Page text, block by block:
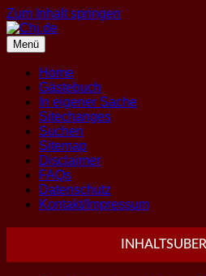
Zum Inhalt springen
Menü
Home
Gästebuch
In eigener Sache
Sitechanges
Suchen
Sitemap
Disclaimer
FAQs
Datenschutz
Kontakt/Impressum